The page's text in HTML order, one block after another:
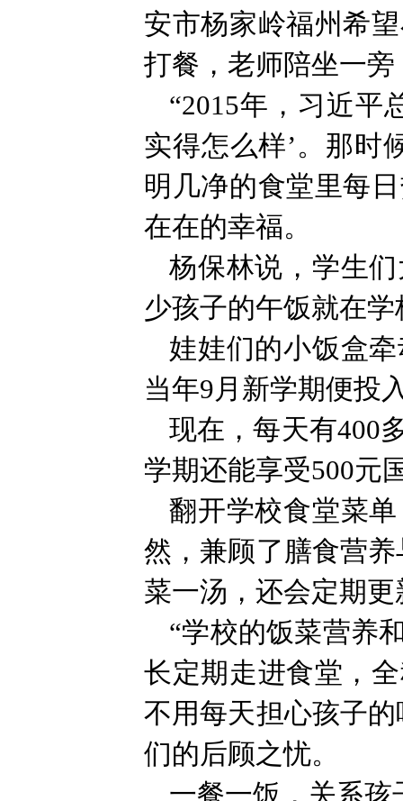
安市杨家岭福州希
打餐，老师陪坐一
“2015年，习近平
实得怎么样’。那时
明几净的食堂里每
在在的幸福。
杨保林说，学生
少孩子的午饭就在
娃娃们的小饭盒
当年9月新学期便投
现在，每天有400
学期还能享受500元
翻开学校食堂菜
然，兼顾了膳食营
菜一汤，还会定期
“学校的饭菜营养
长定期走进食堂，
不用每天担心孩子
们的后顾之忧。
一餐一饭，关系孩